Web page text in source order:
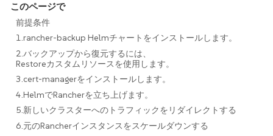
このページで
前提条件
1.rancher-backup Helmチャートをインストールします。
2.バックアップから復元するには、
Restoreカスタムリソースを使用します。
3.cert-managerをインストールします。
4.HelmでRancherを立ち上げます。
5.新しいクラスターへのトラフィックをリダイレクトする
6.元のRancherインスタンスをスケールダウンする